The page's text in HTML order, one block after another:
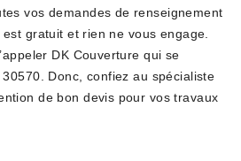
vos demandes de renseignement
gratuit et rien ne vous engage.
DK Couverture qui se
30570. Donc, confiez au spécialiste
de bon devis pour vos travaux